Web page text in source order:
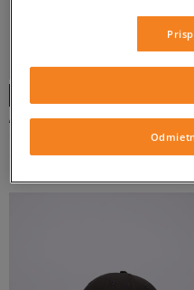
ADIDAS ČIAPKA BASEB CLASS TRE
19 €